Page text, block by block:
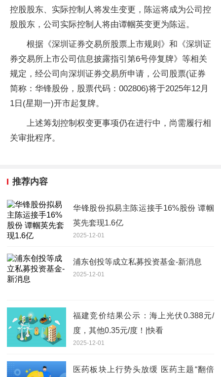
控股股东、实际控制人将发生变更，陈运将成为公司控
股股东，公司实际控制人将由谭帼英变更为陈运。
根据《深圳证券交易所股票上市规则》和《深圳证
券交易所上市公司信息披露指引第6号停复牌》等相关
规定，经公司向深圳证券交易所申请，公司股票(证券
简称：华锋股份，股票代码：002806)将于2025年12月
1日(星期一)开市起复牌。
上述筹划控制权变更事项仍在进行中，尚需履行相
关审批程序。
推荐内容
华锋股份拟易主陈运接手16%股份 谭帼
英先套现1.6亿
2025-12-01
浦东创投等成立私募投资基金-新消息
2025-12-01
福建竞价结果公示：海上光伏0.388元/
度，其他0.35元/度！|快看
2025-12-01
医药板块上行势头放缓 医药主题“翻倍